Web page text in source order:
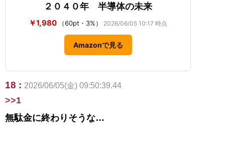
２０４０年 半導体の未来
￥1,980 （60pt・3%） 2026/06/05 10:17 時点
Amazonで見る
18 : 2026/06/05(金) 09:50:39.44
>>1
無駄金に終わりそうな…